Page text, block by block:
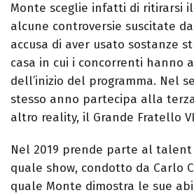
Monte sceglie infatti di ritirarsi
alcune controversie suscitate da
accusa di aver usato sostanze
casa in cui i concorrenti hanno
dell’inizio del programma. Nel
stesso anno partecipa alla
altro reality, il Grande Fratello
Nel 2019 prende parte al talent
quale show, condotto da Carlo
quale Monte dimostra le sue